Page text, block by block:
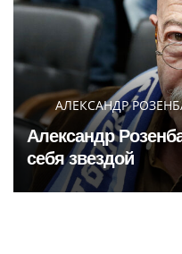
АЛЕКСАНДР
Александр
себя звездой